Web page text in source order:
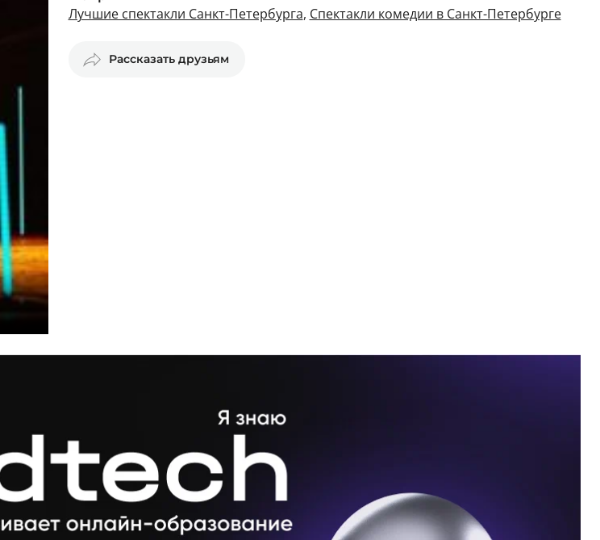
Лучшие спектакли Санкт-Петербурга, Спектакли комедии в Санкт-Петербурге
Рассказать друзьям